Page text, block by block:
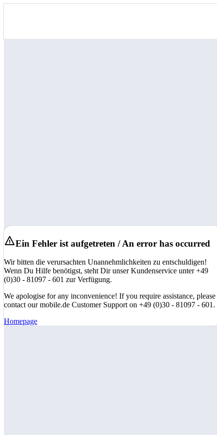
Ein Fehler ist aufgetreten / An error has occurred
Wir bitten die verursachten Unannehmlichkeiten zu entschuldigen!
Wenn Du Hilfe benötigst, steht Dir unser Kundenservice unter +49
(0)30 - 81097 - 601 zur Verfügung.
We apologise for any inconvenience! If you require assistance, please
contact our mobile.de Customer Support on +49 (0)30 - 81097 - 601.
Homepage